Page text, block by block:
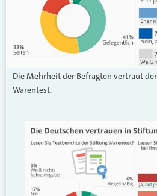
Die Mehrheit der Befragten vertraut
Warentest.